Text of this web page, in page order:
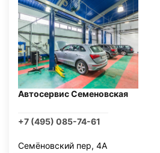
Автосервис Семеновская
+7 (495) 085-74-61
Семёновский пер, 4А